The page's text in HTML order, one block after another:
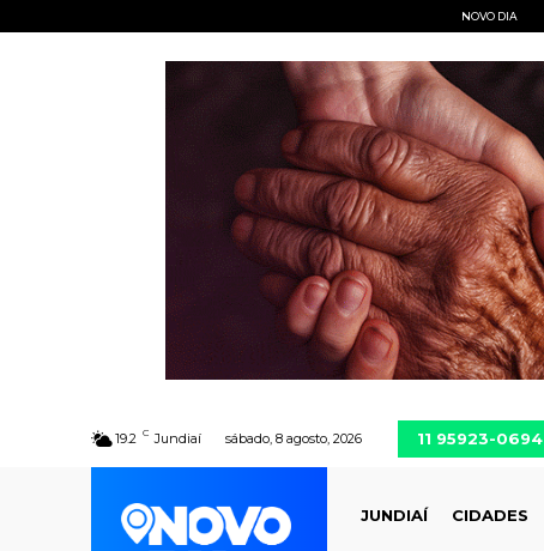
NOVO DIA
19.2 C Jundiaí sábado, 8 agosto, 2026 11 95923-0694
JUNDIAÍ CIDADES